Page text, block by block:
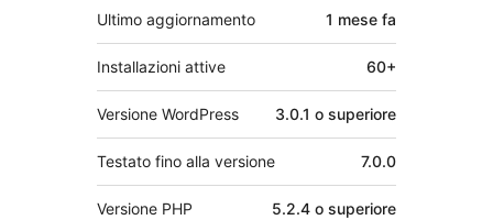
Ultimo aggiornamento 1 mese fa
Installazioni attive 60+
Versione WordPress 3.0.1 o superiore
Testato fino alla versione 7.0.0
Versione PHP 5.2.4 o superiore